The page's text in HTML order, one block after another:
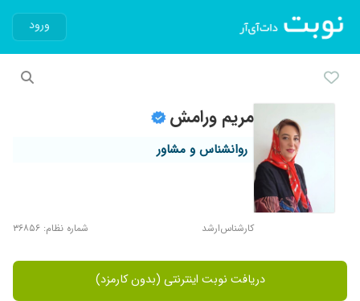
ورود
مریم ورامش
روانشناس و مشاور
کارشناس‌ارشد شماره نظام: ۳۶۸۵۶
دریافت نوبت اینترنتی (بدون کارمزد)